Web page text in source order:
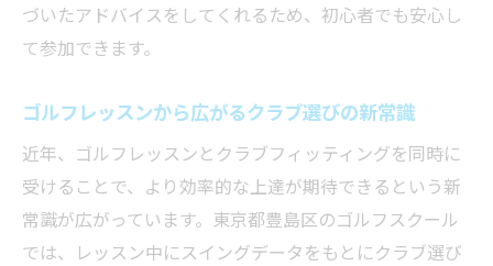
づいたアドバイスをしてくれるため、初心者でも安心し
て参加できます。
ゴルフレッスンから広がるクラブ選びの新常識
近年、ゴルフレッスンとクラブフィッティングを同時に
受けることで、より効率的な上達が期待できるという新
常識が広がっています。東京都豊島区のゴルフスクール
では、レッスン中にスイングデータをもとにクラブ選び